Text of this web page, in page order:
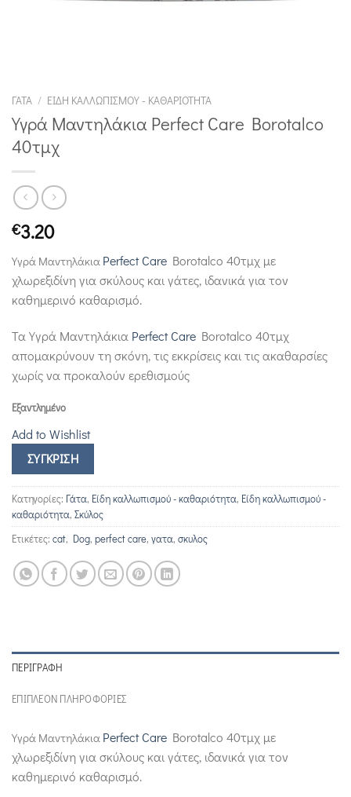
ΓΆΤΑ / ΕΊΔΗ ΚΑΛΛΩΠΙΣΜΟΎ - ΚΑΘΑΡΙΌΤΗΤΑ
Υγρά Μαντηλάκια Perfect Care Borotalco
40τμχ
€3.20
Υγρά Μαντηλάκια Perfect Care Borotalco 40τμχ με
χλωρεξιδίνη για σκύλους και γάτες, ιδανικά για τον
καθημερινό καθαρισμό.
Τα Υγρά Μαντηλάκια Perfect Care Borotalco 40τμχ
απομακρύνουν τη σκόνη, τις εκκρίσεις και τις ακαθαρσίες
χωρίς να προκαλούν ερεθισμούς
Εξαντλημένο
Add to Wishlist
ΣΎΓΚΡΙΣΗ
Κατηγορίες: Γάτα, Είδη καλλωπισμού - καθαριότητα, Είδη καλλωπισμού -
καθαριότητα, Σκύλος
Ετικέτες: cat, Dog, perfect care, γατα, σκυλος
ΠΕΡΙΓΡΑΦΉ
ΕΠΙΠΛΈΟΝ ΠΛΗΡΟΦΟΡΊΕΣ
Υγρά Μαντηλάκια Perfect Care Borotalco 40τμχ με
χλωρεξιδίνη για σκύλους και γάτες, ιδανικά για τον
καθημερινό καθαρισμό.